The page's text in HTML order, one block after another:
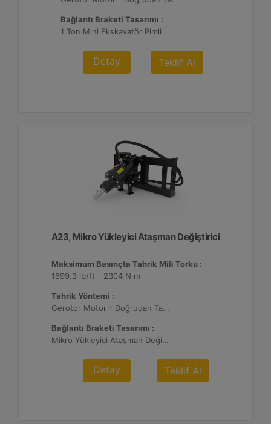
Bağlantı Braketi Tasarımı :
1 Ton Mini Ekskavatör Pimli
Detay Teklif Al
A23, Mikro Yükleyici Ataşman Değiştirici
Maksimum Basınçta Tahrik Mili Torku :
1699.3 lb/ft - 2304 N·m
Tahrik Yöntemi :
Gerotor Motor - Doğrudan Tahrik
Bağlantı Braketi Tasarımı :
Mikro Yükleyici Ataşman Değiştirici
Detay Teklif Al